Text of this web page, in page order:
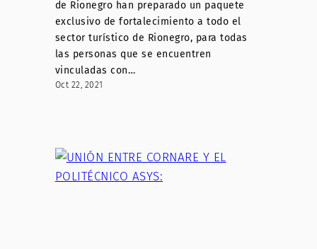
de Rionegro han preparado un paquete
exclusivo de fortalecimiento a todo el
sector turístico de Rionegro, para todas
las personas que se encuentren
vinculadas con…
Oct 22, 2021